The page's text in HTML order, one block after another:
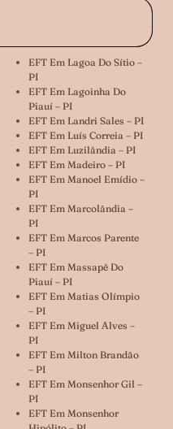
EFT Em Lagoa Do Sítio –
PI
EFT Em Lagoinha Do
Piauí – PI
EFT Em Landri Sales – PI
EFT Em Luís Correia – PI
EFT Em Luzilândia – PI
EFT Em Madeiro – PI
EFT Em Manoel Emídio –
PI
EFT Em Marcolândia –
PI
EFT Em Marcos Parente
– PI
EFT Em Massapê Do
Piauí – PI
EFT Em Matias Olímpio
– PI
EFT Em Miguel Alves –
PI
EFT Em Milton Brandão
– PI
EFT Em Monsenhor Gil –
PI
EFT Em Monsenhor